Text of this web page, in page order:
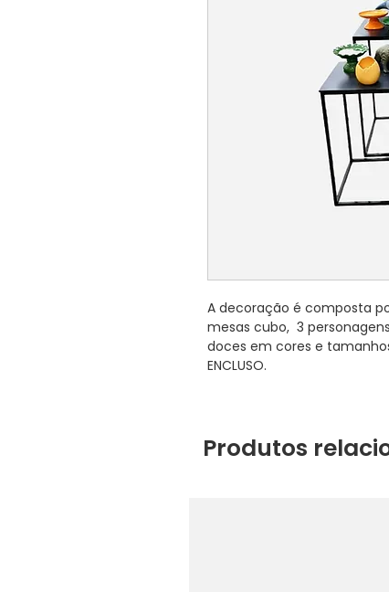
A decoração é composta
mesas cubo, 3
doces em cores e tamanhos
ENCLUSO.
Produtos